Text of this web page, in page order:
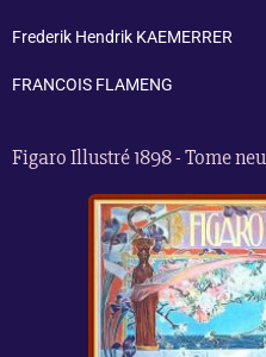
Frederik Hendrik KAEMERRER
FRANCOIS FLAMENG
Figaro Illustré 1898 - Tome